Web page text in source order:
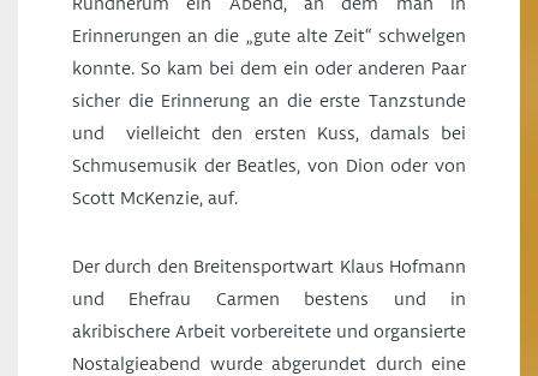
Rundherum ein Abend, an dem man in
Erinnerungen an die „gute alte Zeit“ schwelgen
konnte. So kam bei dem ein oder anderen Paar
sicher die Erinnerung an die erste Tanzstunde
und vielleicht den ersten Kuss, damals bei
Schmusemusik der Beatles, von Dion oder von
Scott McKenzie, auf.
Der durch den Breitensportwart Klaus Hofmann
und Ehefrau Carmen bestens und in
akribischere Arbeit vorbereitete und organsierte
Nostalgieabend wurde abgerundet durch eine